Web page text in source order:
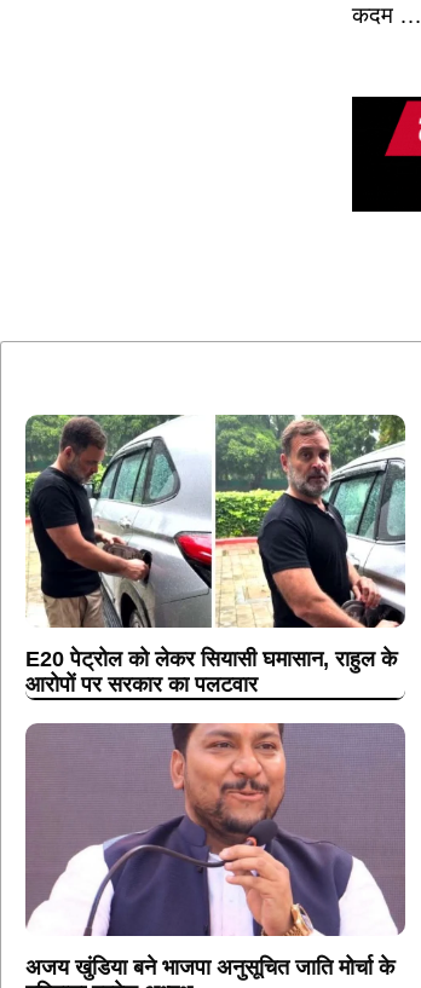
कदम …
E20 पेट्रोल को लेकर सियासी घमासान, राहुल के
आरोपों पर सरकार का पलटवार
अजय खुंडिया बने भाजपा अनुसूचित जाति मोर्चा के